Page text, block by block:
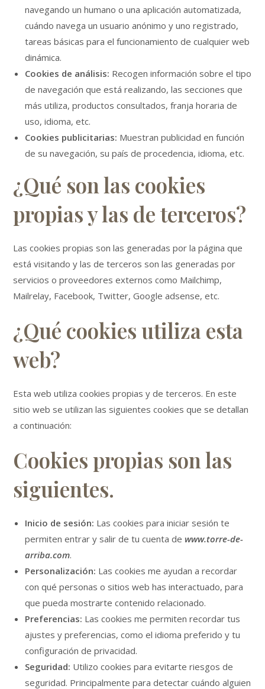
navegando un humano o una aplicación automatizada,
cuándo navega un usuario anónimo y uno registrado,
tareas básicas para el funcionamiento de cualquier web
dinámica.
Cookies de análisis: Recogen información sobre el tipo
de navegación que está realizando, las secciones que
más utiliza, productos consultados, franja horaria de
uso, idioma, etc.
Cookies publicitarias: Muestran publicidad en función
de su navegación, su país de procedencia, idioma, etc.
¿Qué son las cookies
propias y las de terceros?
Las cookies propias son las generadas por la página que
está visitando y las de terceros son las generadas por
servicios o proveedores externos como Mailchimp,
Mailrelay, Facebook, Twitter, Google adsense, etc.
¿Qué cookies utiliza esta
web?
Esta web utiliza cookies propias y de terceros. En este
sitio web se utilizan las siguientes cookies que se detallan
a continuación:
Cookies propias son las
siguientes.
Inicio de sesión: Las cookies para iniciar sesión te
permiten entrar y salir de tu cuenta de www.torre-de-
arriba.com.
Personalización: Las cookies me ayudan a recordar
con qué personas o sitios web has interactuado, para
que pueda mostrarte contenido relacionado.
Preferencias: Las cookies me permiten recordar tus
ajustes y preferencias, como el idioma preferido y tu
configuración de privacidad.
Seguridad: Utilizo cookies para evitarte riesgos de
seguridad. Principalmente para detectar cuándo alguien